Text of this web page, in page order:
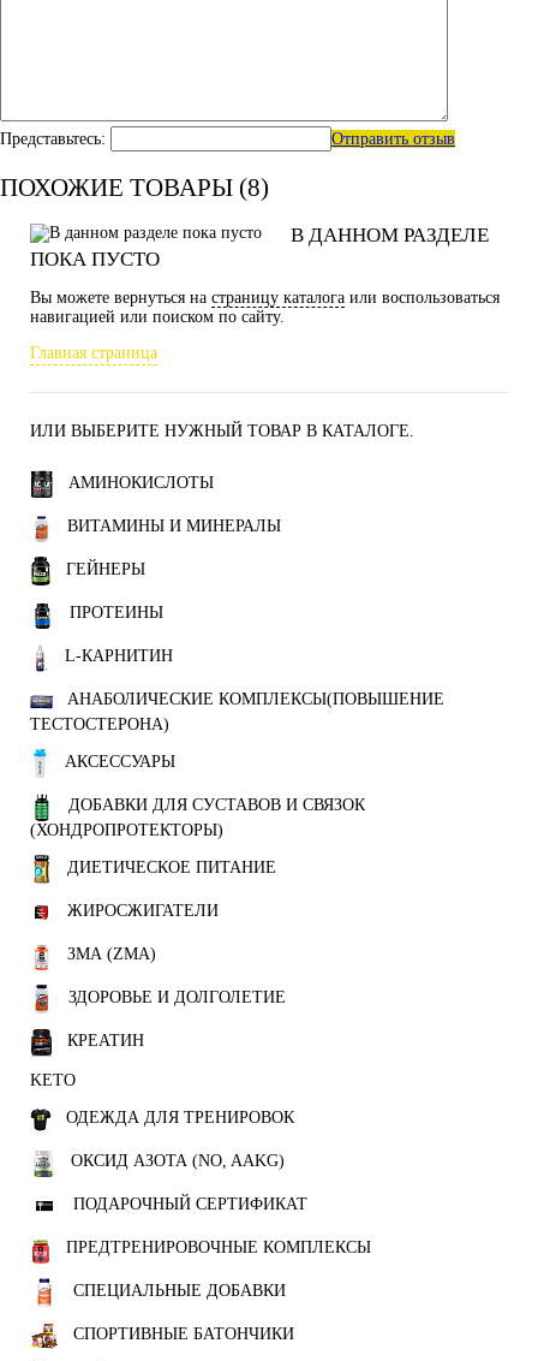
Представьтесь: Отправить отзыв
ПОХОЖИЕ ТОВАРЫ (8)
В ДАННОМ РАЗДЕЛЕ
ПОКА ПУСТО
Вы можете вернуться на страницу каталога или воспользоваться
навигацией или поиском по сайту.
Главная страница
ИЛИ ВЫБЕРИТЕ НУЖНЫЙ ТОВАР В КАТАЛОГЕ.
АМИНОКИСЛОТЫ
ВИТАМИНЫ И МИНЕРАЛЫ
ГЕЙНЕРЫ
ПРОТЕИНЫ
L-КАРНИТИН
АНАБОЛИЧЕСКИЕ КОМПЛЕКСЫ(ПОВЫШЕНИЕ
ТЕСТОСТЕРОНА)
АКСЕССУАРЫ
ДОБАВКИ ДЛЯ СУСТАВОВ И СВЯЗОК
(ХОНДРОПРОТЕКТОРЫ)
ДИЕТИЧЕСКОЕ ПИТАНИЕ
ЖИРОСЖИГАТЕЛИ
ЗМА (ZMA)
ЗДОРОВЬЕ И ДОЛГОЛЕТИЕ
КРЕАТИН
KETO
ОДЕЖДА ДЛЯ ТРЕНИРОВОК
ОКСИД АЗОТА (NO, AAKG)
ПОДАРОЧНЫЙ СЕРТИФИКАТ
ПРЕДТРЕНИРОВОЧНЫЕ КОМПЛЕКСЫ
СПЕЦИАЛЬНЫЕ ДОБАВКИ
СПОРТИВНЫЕ БАТОНЧИКИ